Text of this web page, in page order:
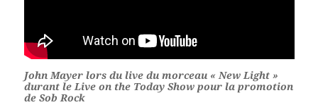
John Mayer lors du live du morceau « New Light »
durant le Live on the Today Show pour la promotion
de Sob Rock